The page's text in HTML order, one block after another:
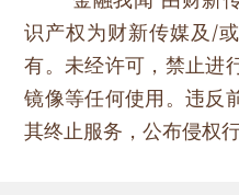
识产权为财新传媒及/
有。未经许可，禁止进
镜像等任何使用。违反
其终止服务，公布侵权